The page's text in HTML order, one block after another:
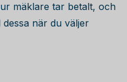
mäklare tar betalt, och
när du väljer